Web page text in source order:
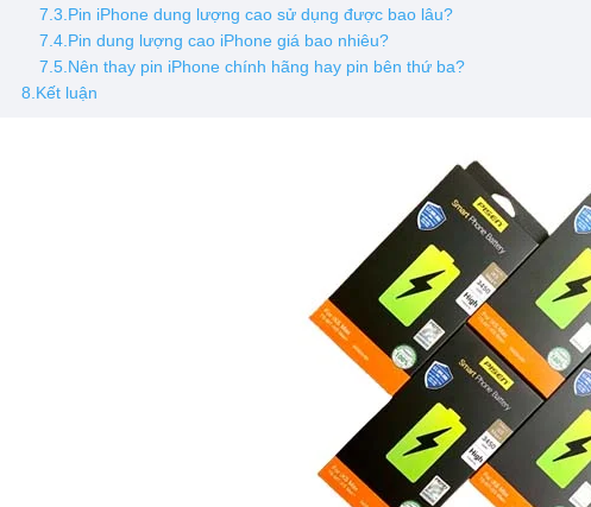
7.3.Pin iPhone dung lượng cao sử dụng được bao lâu?
7.4.Pin dung lượng cao iPhone giá bao nhiêu?
7.5.Nên thay pin iPhone chính hãng hay pin bên thứ ba?
8.Kết luận